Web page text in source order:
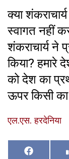
क्या
स्वागत नहीं
शंकराचार्य ने
किया? हमारे
को देश का
ऊपर किसी
एल.एस. हरदेनिया
Share
Facebook